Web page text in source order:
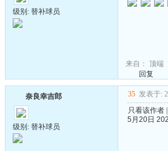
级别: 替补球员
来自： 顶端
回复
奈良幸吉郎
级别: 替补球员
35 发表于:
只看该作者
5月20日